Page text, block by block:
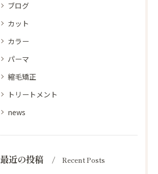
ブログ
カット
カラー
パーマ
縮毛矯正
トリートメント
news
最近の投稿 Recent Posts